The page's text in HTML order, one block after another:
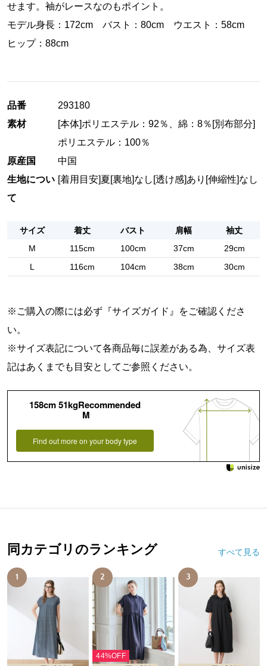
せます。袖がレースなのもポイント。
モデル身長：172cm バスト：80cm ウエスト：58cm
ヒップ：88cm
品番
293180
素材
[本体]ポリエステル：92％、綿：8％[別布部分]
ポリエステル：100％
原産国
中国
生地につい
て
[着用目安]夏[裏地]なし [透け感]あり [伸縮性]なし
サイズ 着丈 バスト 肩幅
袖丈
M
115cm 100cm 37cm
29cm
L
116cm 104cm 38cm 30cm
※ご購入の際には必ず『サイズガイド 』をご確認くださ
い。
※サイズ表記について各商品毎に誤差がある為、サイズ表
記はあくまでも目安としてご参照ください。
158cm 51kgRecommended
M
Find out more on your body type
同カテゴリのランキング すべて見る
1 2
44%OFF
3